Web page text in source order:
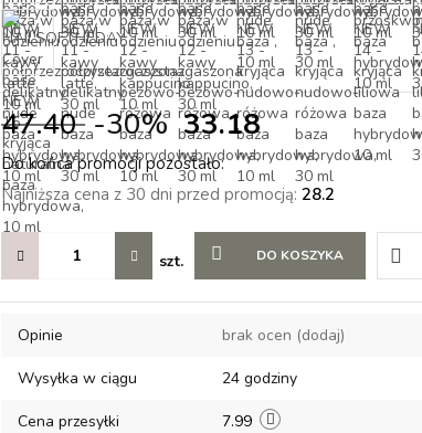
47.40 -30% 33.18
Do końca promocji pozostało:
Najniższa cena z 30 dni przed promocją:28.2
szt. DO KOSZYKA
Do
Opinie brak ocen (dodaj)
Wysyłka w ciągu 24 godziny
Cena przesyłki 7.99